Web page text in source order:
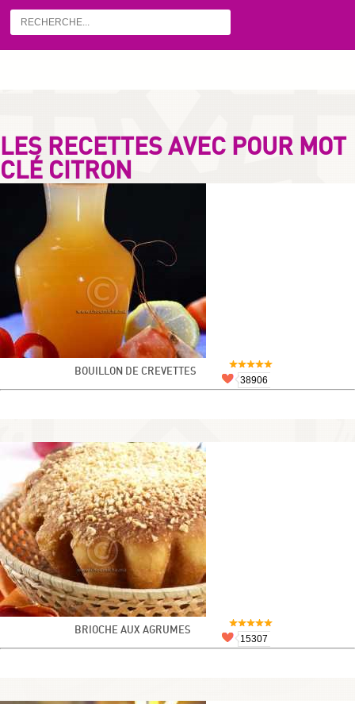
LES RECETTES AVEC POUR MOT
CLÉ CITRON
BOUILLON DE CREVETTES
38906
BRIOCHE AUX AGRUMES
15307